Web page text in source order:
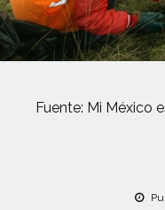
Fuente: Mi México